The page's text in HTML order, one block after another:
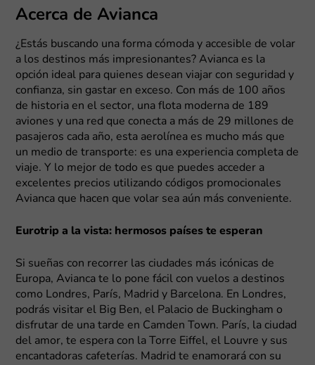
Acerca de Avianca
¿Estás buscando una forma cómoda y accesible de volar
a los destinos más impresionantes? Avianca es la
opción ideal para quienes desean viajar con seguridad y
confianza, sin gastar en exceso. Con más de 100 años
de historia en el sector, una flota moderna de 189
aviones y una red que conecta a más de 29 millones de
pasajeros cada año, esta aerolínea es mucho más que
un medio de transporte: es una experiencia completa de
viaje. Y lo mejor de todo es que puedes acceder a
excelentes precios utilizando códigos promocionales
Avianca que hacen que volar sea aún más conveniente.
Eurotrip a la vista: hermosos países te esperan
Si sueñas con recorrer las ciudades más icónicas de
Europa, Avianca te lo pone fácil con vuelos a destinos
como Londres, París, Madrid y Barcelona. En Londres,
podrás visitar el Big Ben, el Palacio de Buckingham o
disfrutar de una tarde en Camden Town. París, la ciudad
del amor, te espera con la Torre Eiffel, el Louvre y sus
encantadoras cafeterías. Madrid te enamorará con su